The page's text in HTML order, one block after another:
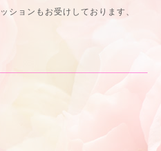
ョンもお受けしております、